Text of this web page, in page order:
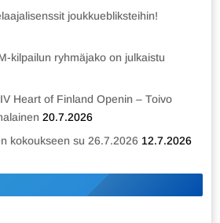
joukkuebliksteihin!
kilpailun ryhmäjako on julkaistu
Heart of Finland Openin – Toivo
20.7.2026
kokoukseen su 26.7.2026 12.7.2026